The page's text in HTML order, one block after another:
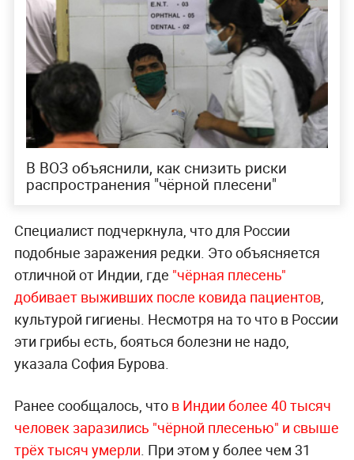
В ВОЗ объяснили, как снизить риски
распространения "чёрной плесени"
Специалист подчеркнула, что для России
подобные заражения редки. Это объясняется
отличной от Индии, где "чёрная плесень"
добивает выживших после ковида пациентов,
культурой гигиены. Несмотря на то что в России
эти грибы есть, бояться болезни не надо,
указала София Бурова.
Ранее сообщалось, что в Индии более 40 тысяч
человек заразились "чёрной плесенью" и свыше
трёх тысяч умерли. При этом у более чем 31